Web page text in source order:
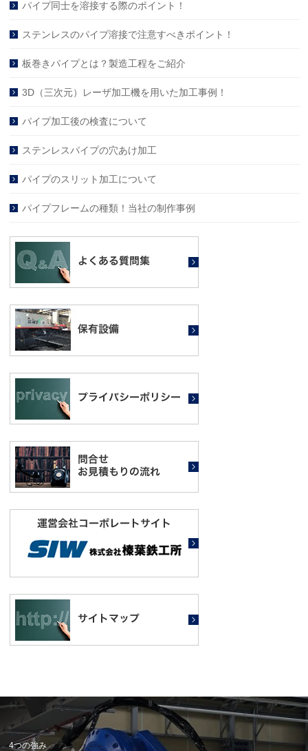
パイプ同士を溶接する際のポイント！
ステンレスのパイプ溶接で注意すべきポイント！
板巻きパイプとは？製造工程をご紹介
3D（三次元）レーザ加工機を用いた加工事例！
パイプ加工後の検査について
ステンレスパイプの穴あけ加工
パイプのスリット加工について
パイプフレームの種類！当社の制作事例
4つの強み